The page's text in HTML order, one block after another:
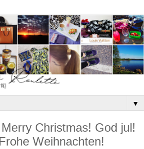
▼
Christmas! God jul!
Weihnachten!